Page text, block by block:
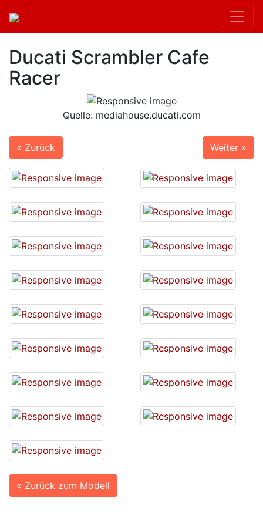
Ducati Scrambler Cafe
Racer
Quelle: mediahouse.ducati.com
« Zurück Weiter »
« Zurück zum Modell